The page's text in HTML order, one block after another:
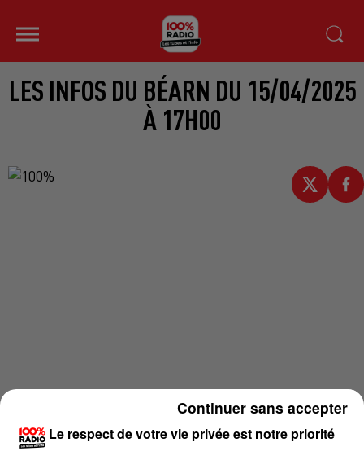
LES INFOS DU BÉARN DU 15/04/2025
À 17H00
Le respect de votre vie privée est notre priorité
Continuer sans accepter